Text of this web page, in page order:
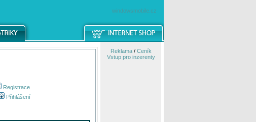
windowsmobile.cz
Registrace
Přihlášení
Reklama/ Ceník
Vstup pro inzerenty